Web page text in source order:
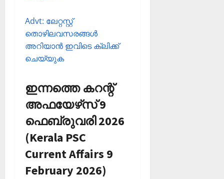
Advt: ലേറ്റസ്റ്റ്
തൊഴിലവസരങ്ങള്‍
അറിയാന്‍ ഇവിടെ ക്ലിക്ക്
ചെയ്യുക
ഇന്നത്തെ കറന്റ്
അഫയേഴ്‌സ് 9
ഫെബ്രുവരി 2026
(Kerala PSC
Current Affairs 9
February 2026)